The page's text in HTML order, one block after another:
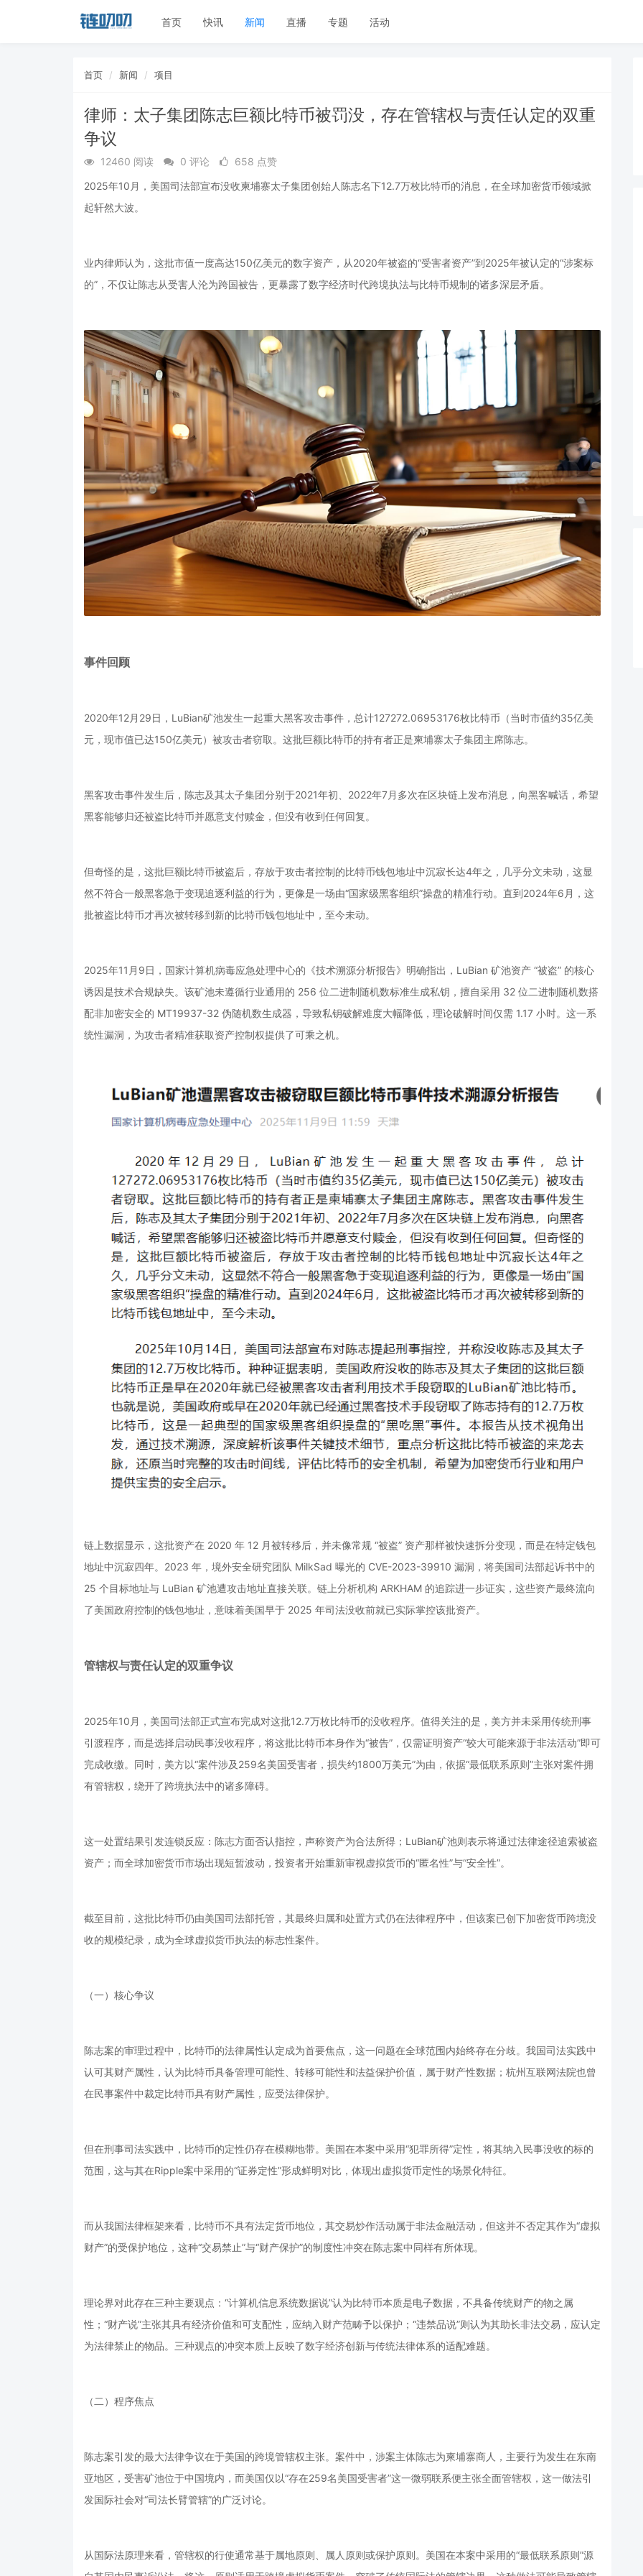
首页 快讯 新闻 直播 专题 活动
首页 新闻 项目
律师：太子集团陈志巨额比特币被罚没，存在管辖权与责任认定的双重
争议
12460 阅读 0 评论
658 点赞
2025年10月，美国司法部宣布没收柬埔寨太子集团创始人陈志名下12.7万枚比特币的消息，在全球加密货币领域掀
起轩然大波。
业内律师认为，这批市值一度高达150亿美元的数字资产，从2020年被盗的“受害者资产”到2025年被认定的“涉案标
的”，不仅让陈志从受害人沦为跨国被告，更暴露了数字经济时代跨境执法与比特币规制的诸多深层矛盾。
事件回顾
2020年12月29日，LuBian矿池发生一起重大黑客攻击事件，总计127272.06953176枚比特币（当时市值约35亿美
元，现市值已达150亿美元）被攻击者窃取。这批巨额比特币的持有者正是柬埔寨太子集团主席陈志。
黑客攻击事件发生后，陈志及其太子集团分别于2021年初、2022年7月多次在区块链上发布消息，向黑客喊话，希望
黑客能够归还被盗比特币并愿意支付赎金，但没有收到任何回复。
但奇怪的是，这批巨额比特币被盗后，存放于攻击者控制的比特币钱包地址中沉寂长达4年之，几乎分文未动，这显
然不符合一般黑客急于变现追逐利益的行为，更像是一场由“国家级黑客组织”操盘的精准行动。直到2024年6月，这
批被盗比特币才再次被转移到新的比特币钱包地址中，至今未动。
2025年11月9日，国家计算机病毒应急处理中心的《技术溯源分析报告》明确指出，LuBian 矿池资产 “被盗” 的核心
诱因是技术合规缺失。该矿池未遵循行业通用的 256 位二进制随机数标准生成私钥，擅自采用 32 位二进制随机数搭
配非加密安全的 MT19937-32 伪随机数生成器，导致私钥破解难度大幅降低，理论破解时间仅需 1.17 小时。这一系
统性漏洞，为攻击者精准获取资产控制权提供了可乘之机。
链上数据显示，这批资产在 2020 年 12 月被转移后，并未像常规 “被盗” 资产那样被快速拆分变现，而是在特定钱包
地址中沉寂四年。2023 年，境外安全研究团队 MilkSad 曝光的 CVE-2023-39910 漏洞，将美国司法部起诉书中的
25 个目标地址与 LuBian 矿池遭攻击地址直接关联。链上分析机构 ARKHAM 的追踪进一步证实，这些资产最终流向
了美国政府控制的钱包地址，意味着美国早于 2025 年司法没收前就已实际掌控该批资产。
管辖权与责任认定的双重争议
2025年10月，美国司法部正式宣布完成对这批12.7万枚比特币的没收程序。值得关注的是，美方并未采用传统刑事
引渡程序，而是选择启动民事没收程序，将这批比特币本身作为“被告”，仅需证明资产“较大可能来源于非法活动”即可
完成收缴。同时，美方以“案件涉及259名美国受害者，损失约1800万美元”为由，依据“最低联系原则”主张对案件拥
有管辖权，绕开了跨境执法中的诸多障碍。
这一处置结果引发连锁反应：陈志方面否认指控，声称资产为合法所得；LuBian矿池则表示将通过法律途径追索被盗
资产；而全球加密货币市场出现短暂波动，投资者开始重新审视虚拟货币的“匿名性”与“安全性”。
截至目前，这批比特币仍由美国司法部托管，其最终归属和处置方式仍在法律程序中，但该案已创下加密货币跨境没
收的规模纪录，成为全球虚拟货币执法的标志性案件。
（一）核心争议
陈志案的审理过程中，比特币的法律属性认定成为首要焦点，这一问题在全球范围内始终存在分歧。我国司法实践中
认可其财产属性，认为比特币具备管理可能性、转移可能性和法益保护价值，属于财产性数据；杭州互联网法院也曾
在民事案件中裁定比特币具有财产属性，应受法律保护。
但在刑事司法实践中，比特币的定性仍存在模糊地带。美国在本案中采用“犯罪所得”定性，将其纳入民事没收的标的
范围，这与其在Ripple案中采用的“证券定性”形成鲜明对比，体现出虚拟货币定性的场景化特征。
而从我国法律框架来看，比特币不具有法定货币地位，其交易炒作活动属于非法金融活动，但这并不否定其作为“虚拟
财产”的受保护地位，这种“交易禁止”与“财产保护”的制度性冲突在陈志案中同样有所体现。
理论界对此存在三种主要观点：“计算机信息系统数据说”认为比特币本质是电子数据，不具备传统财产的物之属
性；“财产说”主张其具有经济价值和可支配性，应纳入财产范畴予以保护；“违禁品说”则认为其助长非法交易，应认定
为法律禁止的物品。三种观点的冲突本质上反映了数字经济创新与传统法律体系的适配难题。
（二）程序焦点
陈志案引发的最大法律争议在于美国的跨境管辖权主张。案件中，涉案主体陈志为柬埔寨商人，主要行为发生在东南
亚地区，受害矿池位于中国境内，而美国仅以“存在259名美国受害者”这一微弱联系便主张全面管辖权，这一做法引
发国际社会对“司法长臂管辖”的广泛讨论。
从国际法原理来看，管辖权的行使通常基于属地原则、属人原则或保护原则。美国在本案中采用的“最低联系原则”源